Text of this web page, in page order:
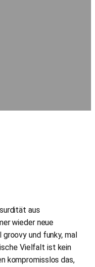
aus
wieder neue
und funky, mal
Vielfalt ist kein
kompromisslos das,